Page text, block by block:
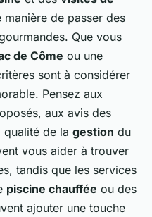
manière de passer des
Que vous
de Côme ou une
sont à considérer
Pensez aux
aux avis des
qualité de la gestion du
vous aider à trouver
tandis que les services
piscine chauffée ou des
ajouter une touche